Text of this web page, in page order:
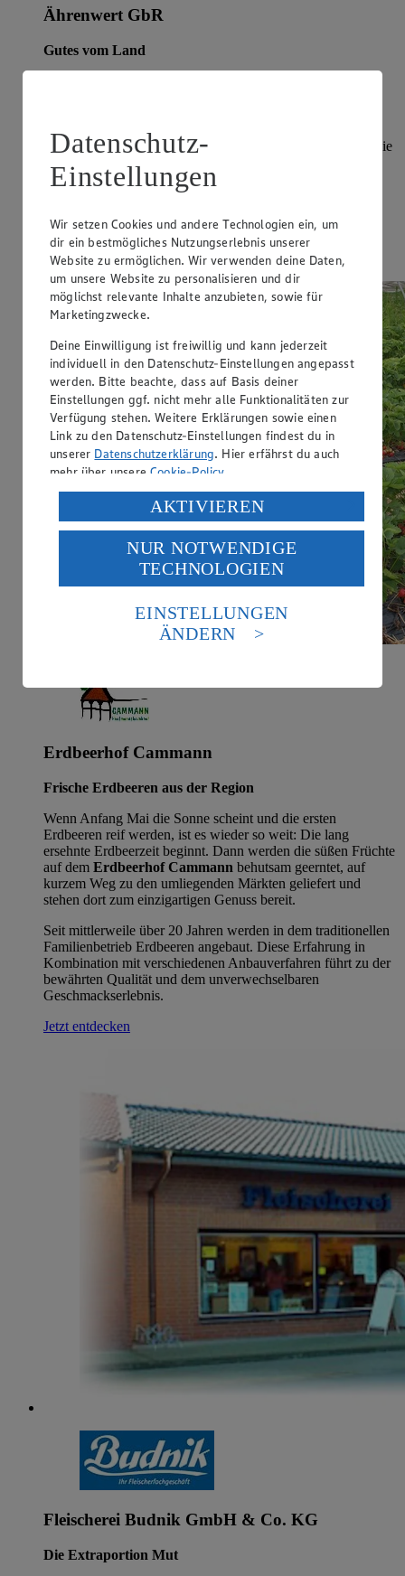
Ährenwert GbR
Gutes vom Land
gemeinsam zu bewirtschaften. Die Gemeinschaft hat ihren
Sitz in Ohnhorst, im Südkreis Gifhorn. Gemeinsam bauen sie
Süßkartoffeln und Zwiebeln werden über die Gaus-Lütje
GbR vermarktet. Ihr angebautes Getreide lassen sie zu
hochwertige Produkte anbieten können.
Jetzt entdecken
Erdbeerhof Cammann
Frische Erdbeeren aus der Region
Wenn Anfang Mai die Sonne scheint und die ersten
Erdbeeren reif werden, ist es wieder so weit: Die lang
ersehnte Erdbeerzeit beginnt. Dann werden die süßen Früchte
auf dem Erdbeerhof Cammann behutsam geerntet, auf
kurzem Weg zu den umliegenden Märkten geliefert und
stehen dort zum einzigartigen Genuss bereit.
Seit mittlerweile über 20 Jahren werden in dem traditionellen
Familienbetrieb Erdbeeren angebaut. Diese Erfahrung in
Kombination mit verschiedenen Anbauverfahren führt zu der
bewährten Qualität und dem unverwechselbaren
Geschmackserlebnis.
Jetzt entdecken
Fleischerei Budnik GmbH & Co. KG
Die Extraportion Mut
Datenschutz-
Einstellungen
Wir setzen Cookies und andere Technologien ein, um
dir ein bestmögliches Nutzungserlebnis unserer
Website zu ermöglichen. Wir verwenden deine Daten,
um unsere Website zu personalisieren und dir
möglichst relevante Inhalte anzubieten, sowie für
Marketingzwecke.
Deine Einwilligung ist freiwillig und kann jederzeit
individuell in den Datenschutz-Einstellungen angepasst
werden. Bitte beachte, dass auf Basis deiner
Einstellungen ggf. nicht mehr alle Funktionalitäten zur
Verfügung stehen. Weitere Erklärungen sowie einen
Link zu den Datenschutz-Einstellungen findest du in
unserer Datenschutzerklärung. Hier erfährst du auch
mehr über unsereCookie-Policy.
Verarbeitung deiner personenbezogenen Daten in den
USA durch Facebook und YouTube:
Wenn du auf „Aktivieren“ klickst, willigst du im Sinne
des Art. 49 Abs. 1 Satz 1 lit. a) DSGVO ein, dass deine
Daten in den USA verarbeitet werden. Der EuGH sieht
die USA als Land mit einem nach europäischen
Standards nicht angemessenen Datenschutzniveau an.
Es besteht das Risiko eines Zugriffs durch US-
Informationen zum Herausgeber der Seite findest du
Impressum
AKTIVIEREN
NUR NOTWENDIGE
TECHNOLOGIEN
EINSTELLUNGEN
ÄNDERN